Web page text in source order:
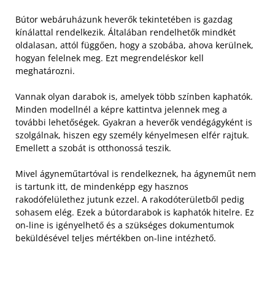
Bútor webáruházunk heverők tekintetében is gazdag
kínálattal rendelkezik. Általában rendelhetők mindkét
oldalasan, attól függően, hogy a szobába, ahova kerülnek,
hogyan felelnek meg. Ezt megrendeléskor kell
meghatározni.
Vannak olyan darabok is, amelyek több színben kaphatók.
Minden modellnél a képre kattintva jelennek meg a
további lehetőségek. Gyakran a heverők vendégágyként is
szolgálnak, hiszen egy személy kényelmesen elfér rajtuk.
Emellett a szobát is otthonossá teszik.
Mivel ágyneműtartóval is rendelkeznek, ha ágyneműt nem
is tartunk itt, de mindenképp egy hasznos
rakodófelülethez jutunk ezzel. A rakodóterületből pedig
sohasem elég. Ezek a bútordarabok is kaphatók hitelre. Ez
on-line is igényelhető és a szükséges dokumentumok
beküldésével teljes mértékben on-line intézhető.